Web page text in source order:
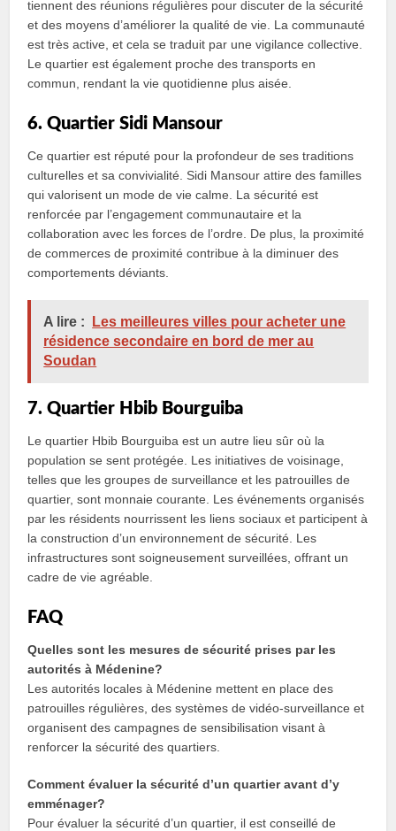
tiennent des réunions régulières pour discuter de la sécurité
et des moyens d’améliorer la qualité de vie. La communauté
est très active, et cela se traduit par une vigilance collective.
Le quartier est également proche des transports en
commun, rendant la vie quotidienne plus aisée.
6. Quartier Sidi Mansour
Ce quartier est réputé pour la profondeur de ses traditions
culturelles et sa convivialité. Sidi Mansour attire des familles
qui valorisent un mode de vie calme. La sécurité est
renforcée par l’engagement communautaire et la
collaboration avec les forces de l’ordre. De plus, la proximité
de commerces de proximité contribue à la diminuer des
comportements déviants.
A lire :
Les meilleures villes pour acheter une
résidence secondaire en bord de mer au
Soudan
7. Quartier Hbib Bourguiba
Le quartier Hbib Bourguiba est un autre lieu sûr où la
population se sent protégée. Les initiatives de voisinage,
telles que les groupes de surveillance et les patrouilles de
quartier, sont monnaie courante. Les événements organisés
par les résidents nourrissent les liens sociaux et participent à
la construction d’un environnement de sécurité. Les
infrastructures sont soigneusement surveillées, offrant un
cadre de vie agréable.
FAQ
Quelles sont les mesures de sécurité prises par les
autorités à Médenine?
Les autorités locales à Médenine mettent en place des
patrouilles régulières, des systèmes de vidéo-surveillance et
organisent des campagnes de sensibilisation visant à
renforcer la sécurité des quartiers.
Comment évaluer la sécurité d’un quartier avant d’y
emménager?
Pour évaluer la sécurité d’un quartier, il est conseillé de